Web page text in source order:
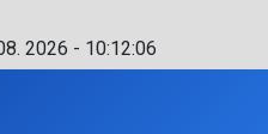
2026 - 10:12:07